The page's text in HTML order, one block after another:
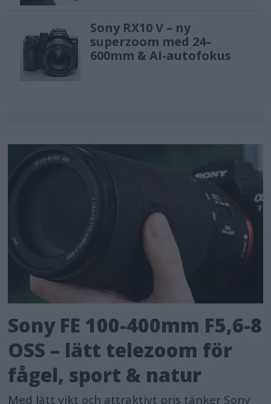
Sony RX10 V – ny
superzoom med 24–
600mm & AI-autofokus
Sony FE 100-400mm F5,6-8
OSS – lätt telezoom för
fågel, sport & natur
Med lätt vikt och attraktivt pris tänker Sony